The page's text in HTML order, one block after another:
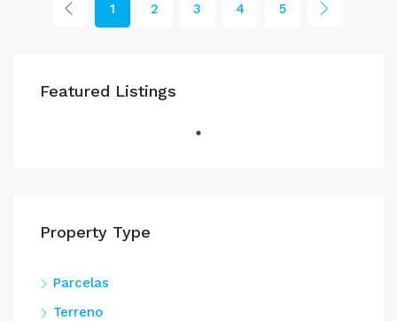
1 2 3 4 5
Featured Listings
Property Type
Parcelas
Terreno